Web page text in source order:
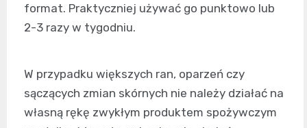
format. Praktyczniej używać go punktowo lub
2-3 razy w tygodniu.
W przypadku większych ran, oparzeń czy
sączących zmian skórnych nie należy działać na
własną rękę zwykłym produktem spożywczym